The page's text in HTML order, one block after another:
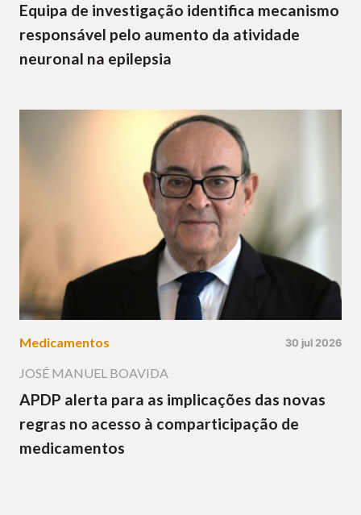
Equipa de investigação identifica mecanismo
responsável pelo aumento da atividade
neuronal na epilepsia
Medicamentos 30 jul 2026
JOSÉ MANUEL BOAVIDA
APDP alerta para as implicações das novas
regras no acesso à comparticipação de
medicamentos